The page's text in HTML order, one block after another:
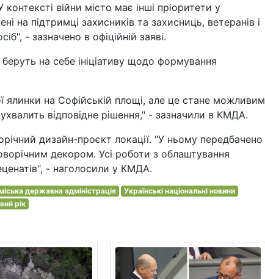
війни місто має інші пріоритети у
на підтримці захисників та захисниць, ветеранів і
- зазначено в офіційній заяві.
на себе ініціативу щодо формування
ялинки на Софійській площі, але це стане можливим
відповідне рішення," - зазначили в КМДА.
дизайн-проєкт локації. "У ньому передбачено
декором. Усі роботи з облаштування
- наголосили у КМДА.
державна адміністрація
Українські національні новини
рік